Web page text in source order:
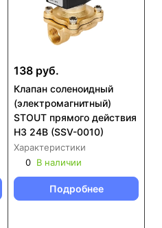
138 руб.
Клапан соленоидный
(электромагнитный)
STOUT прямого действия
НЗ 24В (SSV-0010)
Характеристики
0 В наличии
Подробнее